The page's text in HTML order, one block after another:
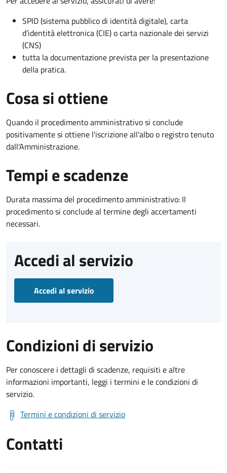
SPID (sistema pubblico di identità digitale), carta
d’identità elettronica (CIE) o carta nazionale dei servizi
(CNS)
tutta la documentazione prevista per la presentazione
della pratica.
Cosa si ottiene
Quando il procedimento amministrativo si conclude
positivamente si ottiene l'iscrizione all'albo o registro tenuto
dall'Amministrazione.
Tempi e scadenze
Durata massima del procedimento amministrativo: Il
procedimento si conclude al termine degli accertamenti
necessari.
Accedi al servizio
Accedi al servizio
Condizioni di servizio
Per conoscere i dettagli di scadenze, requisiti e altre
informazioni importanti, leggi i termini e le condizioni di
servizio.
Termini e condizioni di servizio
Contatti